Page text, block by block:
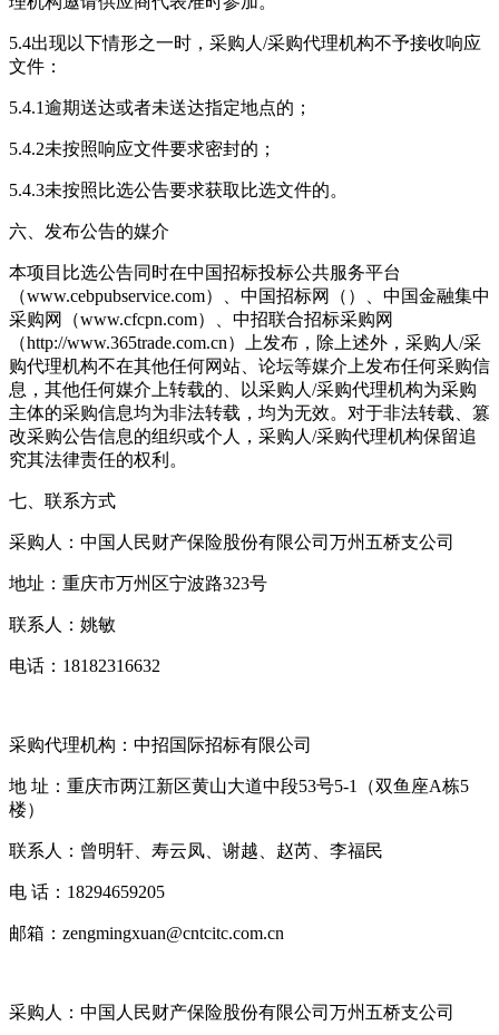
5.4出现以下情形之一时，采购人/采购代理机构不予接收响应
文件：
5.4.1逾期送达或者未送达指定地点的；
5.4.2未按照响应文件要求密封的；
5.4.3未按照比选公告要求获取比选文件的。
六、发布公告的媒介
本项目比选公告同时在中国招标投标公共服务平台
（www.cebpubservice.com）、中国招标网（）、中国金融集中
采购网（www.cfcpn.com）、中招联合招标采购网
（http://www.365trade.com.cn）上发布，除上述外，采购人/采
购代理机构不在其他任何网站、论坛等媒介上发布任何采购信
息，其他任何媒介上转载的、以采购人/采购代理机构为采购
主体的采购信息均为非法转载，均为无效。对于非法转载、篡
改采购公告信息的组织或个人，采购人/采购代理机构保留追
究其法律责任的权利。
七、联系方式
采购人：中国人民财产保险股份有限公司万州五桥支公司
地址：重庆市万州区宁波路323号
联系人：姚敏
电话：18182316632
采购代理机构：中招国际招标有限公司
地 址：重庆市两江新区黄山大道中段53号5-1（双鱼座A栋5
楼）
联系人：曾明轩、寿云凤、谢越、赵芮、李福民
电 话：18294659205
邮箱：zengmingxuan@cntcitc.com.cn
采购人：中国人民财产保险股份有限公司万州五桥支公司